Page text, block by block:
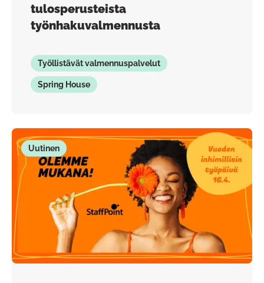
tulosperusteista
työnhakuvalmennusta
Työllistävät valmennuspalvelut
Spring House
Uutinen